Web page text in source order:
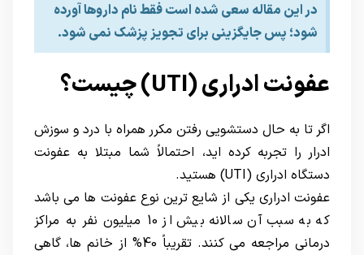
در این مقاله سعی شده است فقط نام داروها آورده
شود؛ پس جایگزینی برای تجویز پزشک نمی شود.
عفونت ادراری (UTI) چیست؟
اگر تا به حال دستشویی رفتن مکرر همراه با درد و سوزش
ادرار را تجربه کرده اید، احتمالاً شما مبتلا به عفونت
دستگاه ادراری (UTI) هستید.
عفونت ادراری یکی از شایع ترین نوع عفونت ها می باشد
که به سبب آن سالانه بیش از 10 میلیون نفر به مراکز
درمانی مراجعه می کنند. تقریباً 40% از خانم ها، گاهی